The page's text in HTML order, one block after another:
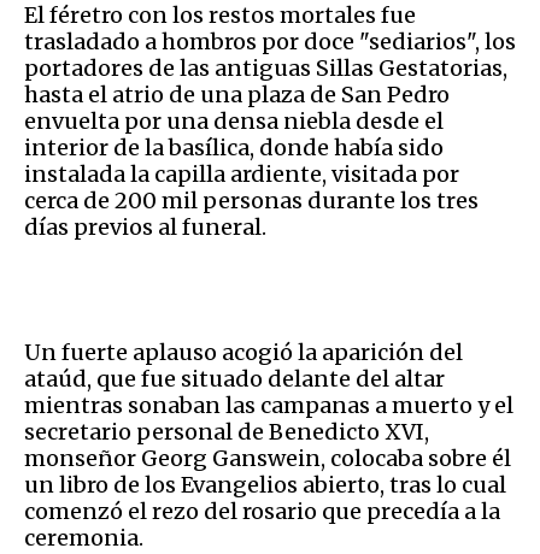
El féretro con los restos mortales fue
trasladado a hombros por doce "sediarios", los
portadores de las antiguas Sillas Gestatorias,
hasta el atrio de una plaza de San Pedro
envuelta por una densa niebla desde el
interior de la basílica, donde había sido
instalada la capilla ardiente, visitada por
cerca de 200 mil personas durante los tres
días previos al funeral.
Un fuerte aplauso acogió la aparición del
ataúd, que fue situado delante del altar
mientras sonaban las campanas a muerto y el
secretario personal de Benedicto XVI,
monseñor Georg Ganswein, colocaba sobre él
un libro de los Evangelios abierto, tras lo cual
comenzó el rezo del rosario que precedía a la
ceremonia.